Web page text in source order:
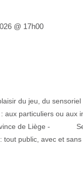
@ 17h00
du jeu, du sensoriel
aux particuliers ou
de Liège -
public, avec et